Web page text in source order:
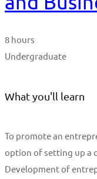
8 hours
Undergraduate
What you'll learn
To promote an
option of setting up a
Development of